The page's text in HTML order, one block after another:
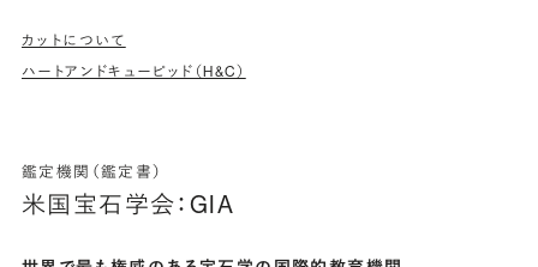
カットについて
ハートアンドキューピッド（H&C）
鑑定機関（鑑定書）
米国宝石学会：GIA